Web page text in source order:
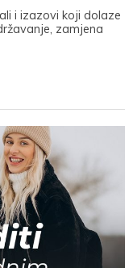
i izazovi koji dolaze
zamjena